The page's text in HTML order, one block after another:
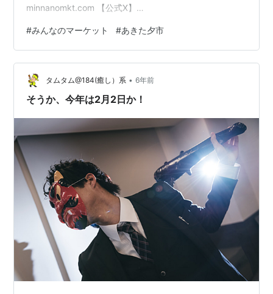
minnanomkt.com 【公式X】
https://www.instagram.com/akita_yuichi/ ランキング参
加中ブログ仲間増やしたい方全員集合！✨ 初心者も上級
者も誰でも参加OK！ ランキング参加中東北組 ランキン
グ参加中地域 ランキング参加中秋田県
#みんなのマーケット #あきた夕市
タムタム@184(癒し）系 • 6年前
そうか、今年は2月2日か！